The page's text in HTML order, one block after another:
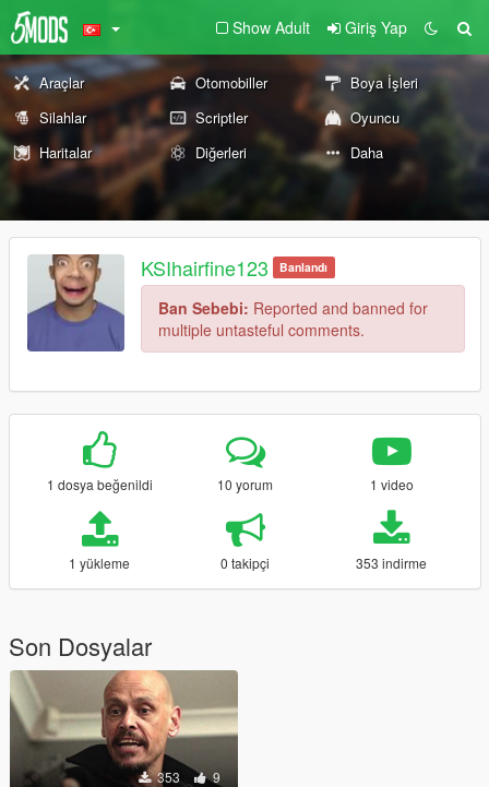
Show Adult Giriş Yap
Araçlar Otomobiller
Boya İşleri
Silahlar
Scriptler
Oyuncu
Haritalar
Diğerleri Daha
KSIhairfine123 Banlandı
Ban Sebebi: Reported and banned for
multiple untasteful comments.
1 dosya beğenildi 10 yorum 1 video
1 yükleme 0 takipçi 353 indirme
Son Dosyalar
353 9